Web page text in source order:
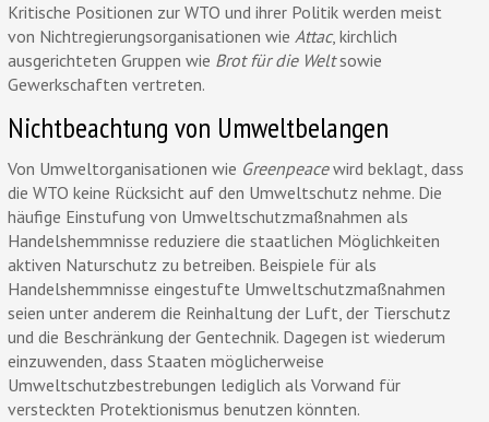
Kritische Positionen zur WTO und ihrer Politik werden meist
von Nichtregierungsorganisationen wieAttac, kirchlich
ausgerichteten Gruppen wie Brot für die Weltsowie
Gewerkschaften vertreten.
Nichtbeachtung von Umweltbelangen
Von Umweltorganisationen wie Greenpeacewird beklagt, dass
die WTO keine Rücksicht auf den Umweltschutz nehme. Die
häufige Einstufung von Umweltschutzmaßnahmen als
Handelshemmnisse reduziere die staatlichen Möglichkeiten
aktiven Naturschutz zu betreiben. Beispiele für als
Handelshemmnisse eingestufte Umweltschutzmaßnahmen
seien unter anderem die Reinhaltung der Luft, der Tierschutz
und die Beschränkung der Gentechnik. Dagegen ist wiederum
einzuwenden, dass Staaten möglicherweise
Umweltschutzbestrebungen lediglich als Vorwand für
versteckten Protektionismus benutzen könnten.